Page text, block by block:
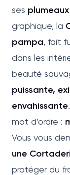
ses
graphique, la
pampa, fait
dans les
beauté
puissante,
envahissante
mot d’ordre :
Vous vous
une
protéger du